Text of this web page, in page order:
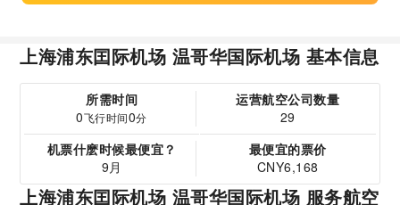
上海浦东囯际机场 温哥华国际机场 基本信息
所需时间
0飞行时间0分
运营航空公司数量
29
机票什麽时候最便宜？
9月
最便宜的票价
CNY6,168
上海浦东囯际机场 温哥华国际机场 服务航空